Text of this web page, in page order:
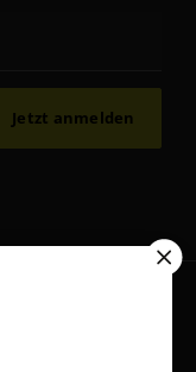
Jetzt anmelden